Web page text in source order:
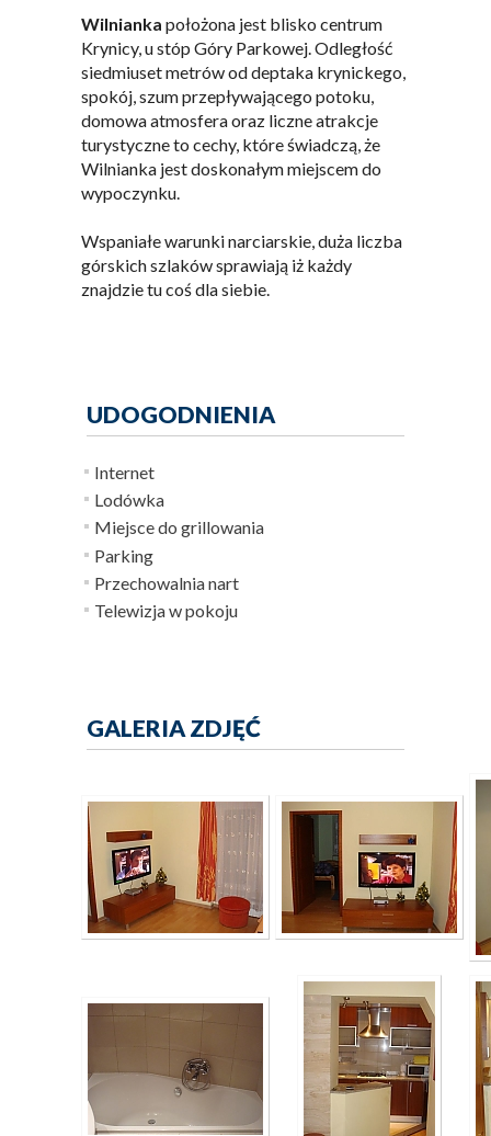
Wilnianka położona jest blisko centrum
Krynicy, u stóp Góry Parkowej. Odległość
siedmiuset metrów od deptaka krynickego,
spokój, szum przepływającego potoku,
domowa atmosfera oraz liczne atrakcje
turystyczne to cechy, które świadczą, że
Wilnianka jest doskonałym miejscem do
wypoczynku.
Wspaniałe warunki narciarskie, duża liczba
górskich szlaków sprawiają iż każdy
znajdzie tu coś dla siebie.
UDOGODNIENIA
Internet
Lodówka
Miejsce do grillowania
Parking
Przechowalnia nart
Telewizja w pokoju
GALERIA ZDJĘĆ